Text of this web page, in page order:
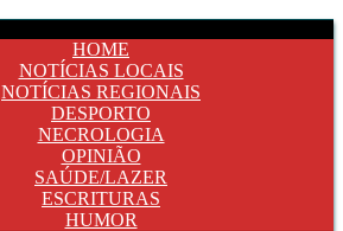
HOME
NOTÍCIAS LOCAIS
NOTÍCIAS REGIONAIS
DESPORTO
NECROLOGIA
OPINIÃO
SAÚDE/LAZER
ESCRITURAS
HUMOR